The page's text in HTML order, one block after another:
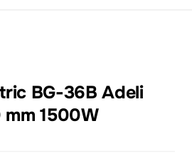
BG-36B Adeli
1500W